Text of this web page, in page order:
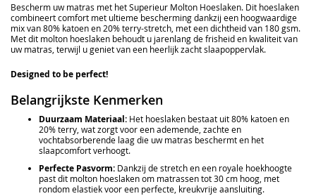
Bescherm uw matras met het Superieur Molton Hoeslaken. Dit hoeslaken
combineert comfort met ultieme bescherming dankzij een hoogwaardige
mix van 80% katoen en 20% terry-stretch, met een dichtheid van 180 gsm.
Met dit molton hoeslaken behoudt u jarenlang de frisheid en kwaliteit van
uw matras, terwijl u geniet van een heerlijk zacht slaapoppervlak.
Designed to be perfect!
Belangrijkste Kenmerken
Duurzaam Materiaal: Het hoeslaken bestaat uit 80% katoen en
20% terry, wat zorgt voor een ademende, zachte en
vochtabsorberende laag die uw matras beschermt en het
slaapcomfort verhoogt.
Perfecte Pasvorm: Dankzij de stretch en een royale hoekhoogte
past dit molton hoeslaken om matrassen tot 30 cm hoog, met
rondom elastiek voor een perfecte, kreukvrije aansluiting.